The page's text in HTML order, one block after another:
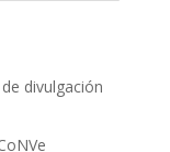
divulgación